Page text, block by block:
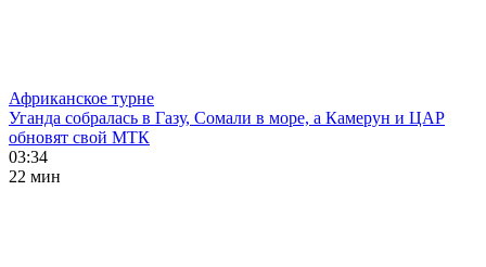
Африканское турне
Уганда собралась в Газу, Сомали в море, а Камерун и ЦАР
обновят свой МТК
03:34
22 мин